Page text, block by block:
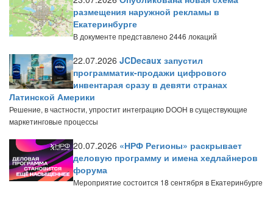
размещения наружной рекламы в
Екатеринбурге
В документе представлено 2446 локаций
22.07.2026 JCDecaux запустил
программатик-продажи цифрового
инвентарая сразу в девяти странах
Латинской Америки
Решение, в частности, упростит интеграцию DOOH в существующие
маркетинговые процессы
20.07.2026 «НРФ Регионы» раскрывает
деловую программу и имена хедлайнеров
форума
Мероприятие состоится 18 сентября в Екатеринбурге